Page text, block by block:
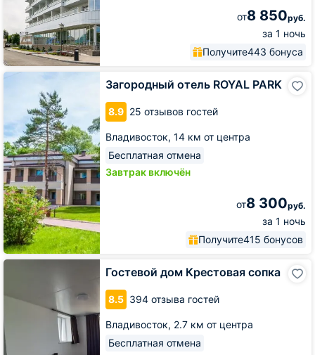
от8 850руб.
за 1 ночь
Получите443 бонуса
Загородный отель ROYAL PARK
8.9 25 отзывов гостей
Владивосток, 14 км от центра
Бесплатная отмена
Завтрак включён
от8 300руб.
за 1 ночь
Получите415 бонусов
Загородный
PARK
Гостевой дом Крестовая сопка
8.5 394 отзыва гостей
Владивосток, 2.7 км от центра
Бесплатная отмена
Гостевой
сопка